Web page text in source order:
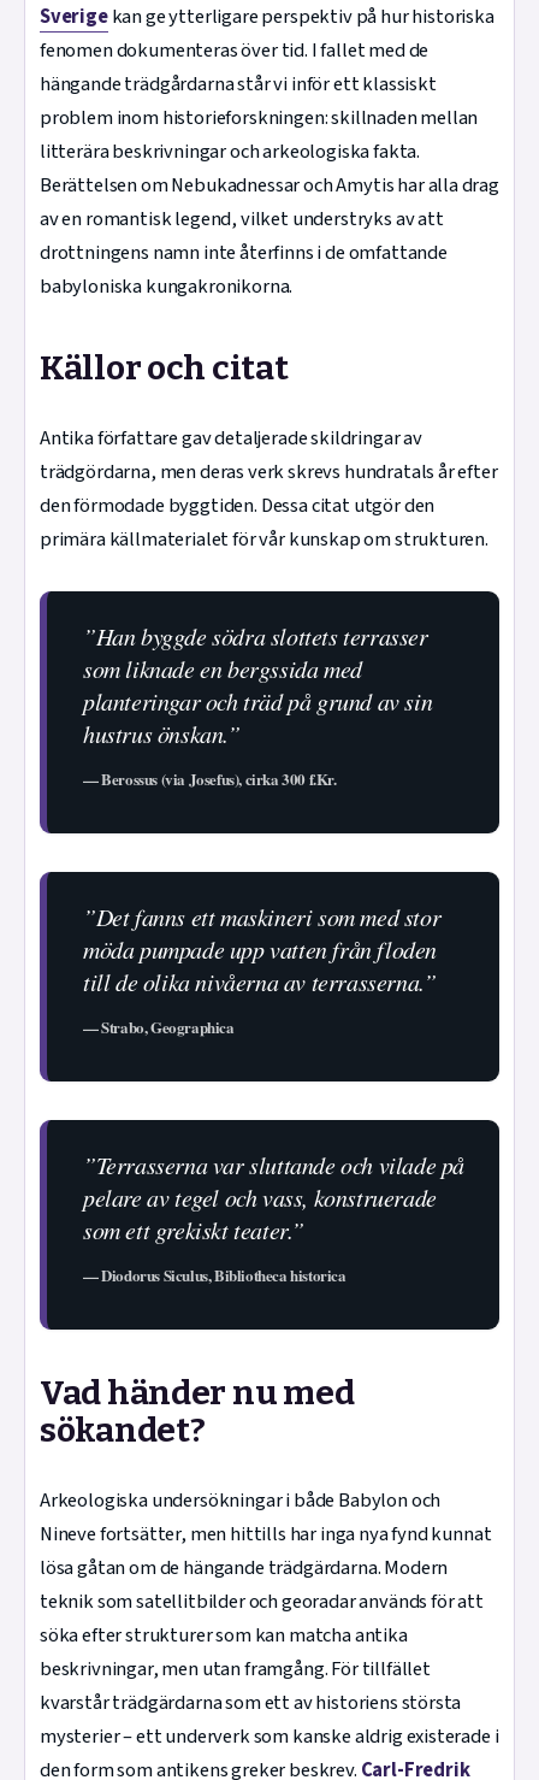
Sverigekan ge ytterligare perspektiv på hur historiska
fenomen dokumenteras över tid. I fallet med de
hängande trädgårdarna står vi inför ett klassiskt
problem inom historieforskningen: skillnaden mellan
litterära beskrivningar och arkeologiska fakta.
Berättelsen om Nebukadnessar och Amytis har alla drag
av en romantisk legend, vilket understryks av att
drottningens namn inte återfinns i de omfattande
babyloniska kungakronikorna.
Källor och citat
Antika författare gav detaljerade skildringar av
trädgördarna, men deras verk skrevs hundratals år efter
den förmodade byggtiden. Dessa citat utgör den
primära källmaterialet för vår kunskap om strukturen.
”Han byggde södra slottets terrasser
som liknade en bergssida med
planteringar och träd på grund av sin
hustrus önskan.”
— Berossus (via Josefus), cirka 300 f.Kr.
”Det fanns ett maskineri som med stor
möda pumpade upp vatten från floden
till de olika nivåerna av terrasserna.”
— Strabo, Geographica
”Terrasserna var sluttande och vilade på
pelare av tegel och vass, konstruerade
som ett grekiskt teater.”
— Diodorus Siculus, Bibliotheca historica
Vad händer nu med
sökandet?
Arkeologiska undersökningar i både Babylon och
Nineve fortsätter, men hittills har inga nya fynd kunnat
lösa gåtan om de hängande trädgärdarna. Modern
teknik som satellitbilder och georadar används för att
söka efter strukturer som kan matcha antika
beskrivningar, men utan framgång. För tillfället
kvarstår trädgärdarna som ett av historiens största
mysterier – ett underverk som kanske aldrig existerade i
den form som antikens greker beskrev. Carl-Fredrik